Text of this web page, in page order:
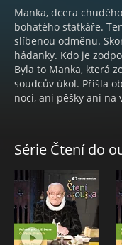
Manka, dcera
bohatého statkáře.
slíbenou odměnu.
hádanky. Kdo je
Byla to Manka, která
soudcův úkol. Přišla
noci, ani pěšky ani na
pana soudce, ale
nespravedlivě,
jak přesvědčit soudce
ale dovolil ji vzít si s
a odvezla si ho domů
chytřejší než on.
už jen Manka. A
JIŘÍ DVOŘÁK
Série Čtení do